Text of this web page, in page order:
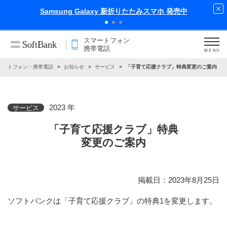
Samsung Galaxy 新折りたたみスマホ 発売中
スマートフォン
携帯電話
MENU
ートフォン・携帯電話 お知らせ サービス 「子育て応援クラブ」特典変更のご案内
サービス 2023 年
「子育て応援クラブ」特典
変更のご案内
掲載日：2023年8月25日
ソフトバンクは「子育て応援クラブ」の特典1を変更します。